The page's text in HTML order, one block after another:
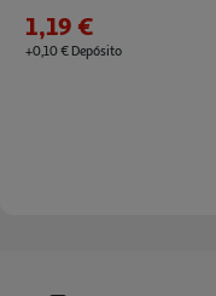
1,19 €
+0,10 € Depósito